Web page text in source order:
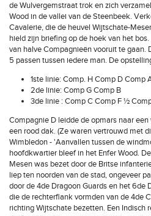
de Wulvergemstraat trok en zich
Wood in de vallei van de Steenbeek.
Cavalerie, die de heuvel Wijtschate-
hield zijn briefing op de hoek van het
van halve Compagnieën vooruit te gaan.
5 passen tussen iedere man. De
1ste linie: Comp. H Comp D Comp
2de linie: Comp G Comp B
3de linie : Comp C Comp F ½
Compagnie D leidde de opmars naar
een rood dak. (Ze waren vertrouwd met
Wimbledon - 'Aanvallen tussen de
hoofdkwartier bleef in het Enfer Wood.
Mesen was bezet door de Britse
liep ten noorden van de stad, ongeveer
door de 4de Dragoon Guards en het 6de
die de rechterflank vormden van de 4de
richting Wijtschate bezetten. Een Indisch